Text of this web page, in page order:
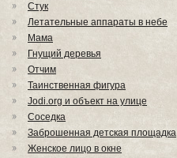
Стук
Летательные аппараты в небе
Мама
Гнущий деревья
Отчим
Таинственная фигура
Jodi.org и объект на улице
Соседка
Заброшенная детская площадка
Женское лицо в окне